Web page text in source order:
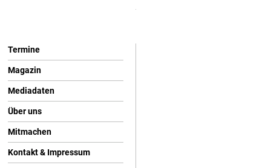
Termine
Magazin
Mediadaten
Über uns
Mitmachen
Kontakt & Impressum